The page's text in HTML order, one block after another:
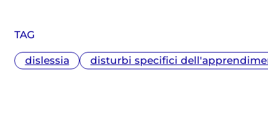
TAG
dislessia disturbi specifici